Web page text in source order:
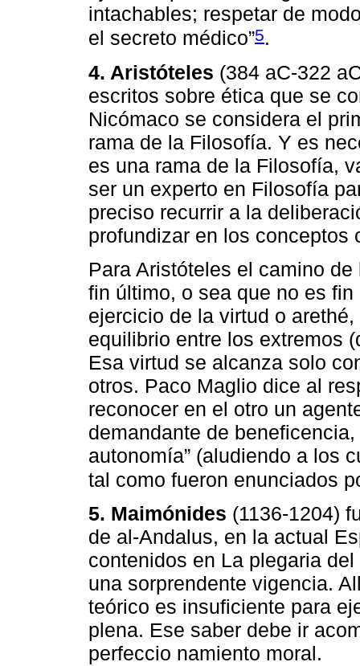
intachables; respetar de
el secreto médico”5.
4. Aristóteles (384 aC-322
escritos sobre ética que se
Nicómaco se considera el
rama de la Filosofía. Y es
es una rama de la Filosofía,
ser un experto en Filosofía
preciso recurrir a la
profundizar en los conceptos
Para Aristóteles el camino
fin último, o sea que no es
ejercicio de la virtud o
equilibrio entre los extremos
Esa virtud se alcanza solo
otros. Paco Maglio dice al
reconocer en el otro un
demandante de
autonomía” (aludiendo a los
tal como fueron enunciados
5. Maimónides (1136-1204)
de al-Andalus, en la actual
contenidos en La plegaria
una sorprendente vigencia.
teórico es insuficiente para
plena. Ese saber debe ir
perfeccio namiento moral.